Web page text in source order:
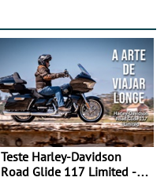
Teste Harley-Davidson
Road Glide 117 Limited - A